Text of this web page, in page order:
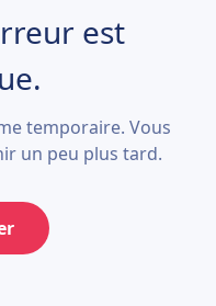
est
temporaire. Vous
un peu plus tard.